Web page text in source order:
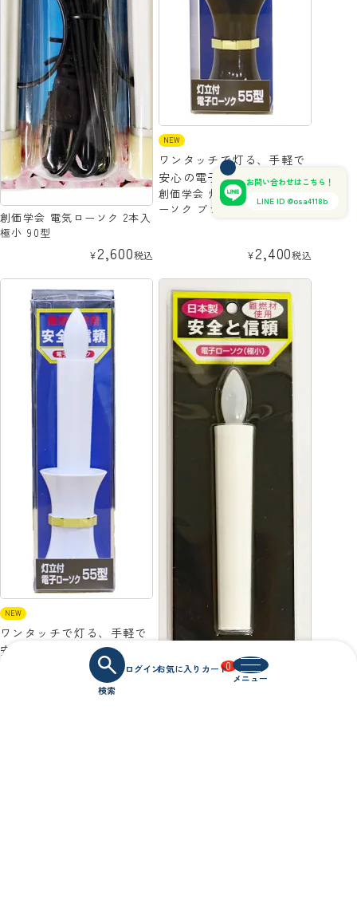
0
創価学会 電気ローソク 2本入
極小 90型
¥2,600税込
NEW
ワンタッチで灯る、手軽で
安心の電子ローソクセット
創価学会 灯立付LED電子ロ
ーソク ブラウン
¥2,400税込
NEW
ワンタッチで灯る、手軽で
安心の電子ローソクセット
創価学会 灯立付LED電子ロ
お問い合わせはこちら！
LINE ID @osa4118b